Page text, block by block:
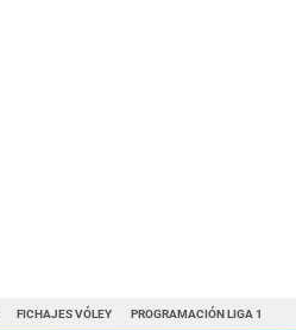
FICHAJES VÓLEY PROGRAMACIÓN LIGA 1